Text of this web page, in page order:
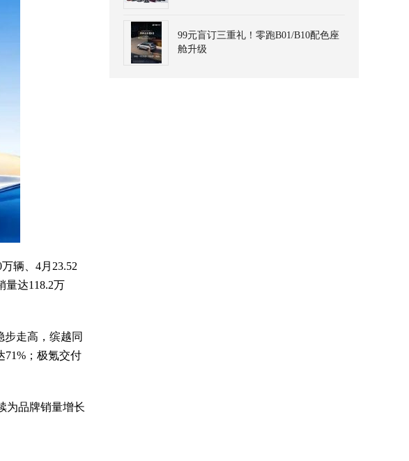
辆、4月23.52
量达118.2万
步走高，缤越同
71%；极氪交付
为品牌销量增长
99元盲订三重礼！零跑B01/B10配色座
舱升级